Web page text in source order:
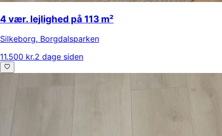
4 vær. lejlighed på 113 m²
Silkeborg, Borgdalsparken
11.500 kr.2 dage siden